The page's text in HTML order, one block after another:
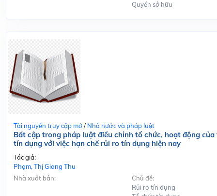
Quyền sở hữu
Tài nguyên truy cập mở / Nhà nước và pháp luật
Bất cập trong pháp luật điều chỉnh tổ chức, hoạt động của
tín dụng với việc hạn chế rủi ro tín dụng hiện nay
Tác giả:
Phạm, Thị Giang Thu
Nhà xuất bản:
Chủ đề:
Rủi ro tín dụng